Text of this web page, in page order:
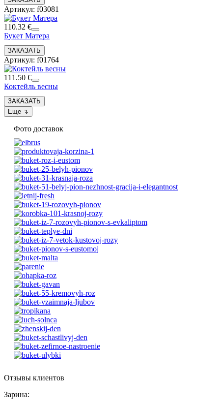
Артикул: f03081
110.32 €
Букет Матера
Артикул: f01764
111.50 €
Коктейль весны
Фото доставок
Отзывы клиентов
Зарина: